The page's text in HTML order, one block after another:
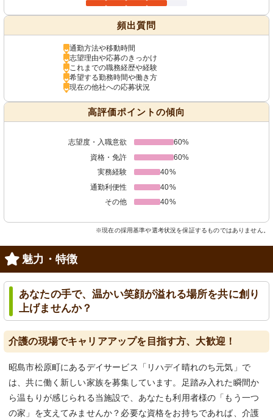
頻出質問
通勤方法や移動時間
志望理由や応募のきっかけ
これまでの職務経歴や経験
希望する勤務時間や働き方
現在の他社への応募状況
高評価ポイントの傾向
志望度・入職意欲
60%
資格・免許
60%
実務経験
40%
通勤利便性
40%
その他
40%
※現在の採用基準や選考状況を保証するものではありません。
魅力・特徴
あなたの手で、温かい笑顔が溢れる場所を共に創り
上げませんか？
介護の現場でキャリアアップを目指す方、大歓迎！
昭島市松原町にあるデイサービス「リハデイ晴れのち元気」で
は、共に働く新しい家族を募集しています。足踏み入れた瞬間か
ら温もりが感じられる当施設で、あなたも利用者様の「もう一つ
の家」を支えてみませんか？必要な資格をお持ちであれば、介護